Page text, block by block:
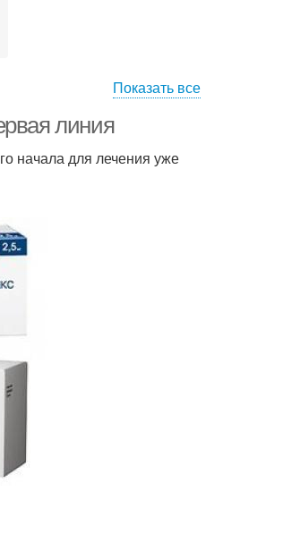
Показать все
линия
начала для лечения уже